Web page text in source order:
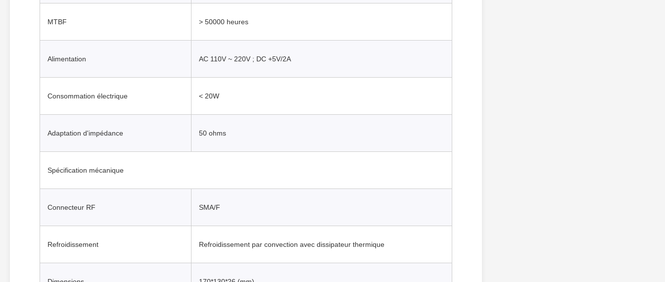
MTBF > 50000 heures
Alimentation AC 110V ~ 220V ; DC +5V/2A
Consommation électrique < 20W
Adaptation d'impédance 50 ohms
Spécification mécanique
Connecteur RF SMA/F
Refroidissement Refroidissement par convection avec dissipateur thermique